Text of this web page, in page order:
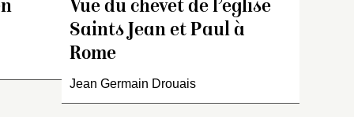
d’architecture du musée de
Rennes (inv. 74.73.349 et
7473.288).
Vue du chevet de l’église
Saints Jean et Paul à
Rome
Jean Germain Drouais